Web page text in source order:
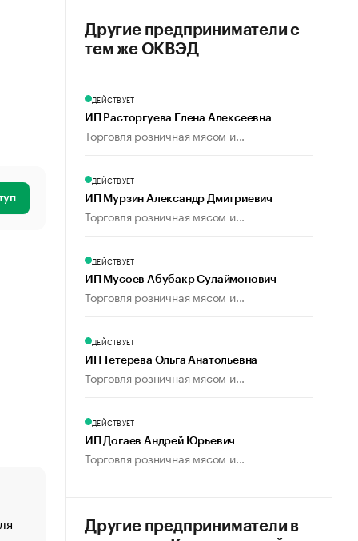
«От спорта тело стареет иначе». Как живет глава
Другие предприниматели с
тем же ОКВЭД
ДЕЙСТВУЕТ
ИП Расторгуева Елена Алексеевна
Торговля розничная мясом и...
ДЕЙСТВУЕТ
ИП Мурзин Александр Дмитриевич
Торговля розничная мясом и...
ДЕЙСТВУЕТ
ИП Мусоев Абубакр Сулаймонович
Торговля розничная мясом и...
ДЕЙСТВУЕТ
ИП Тетерева Ольга Анатольевна
Торговля розничная мясом и...
ДЕЙСТВУЕТ
ИП Догаев Андрей Юрьевич
Торговля розничная мясом и...
Другие предприниматели в